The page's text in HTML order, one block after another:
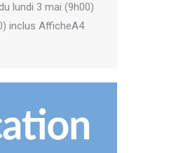
lundi 3 mai (9h00)
inclus AfficheA4